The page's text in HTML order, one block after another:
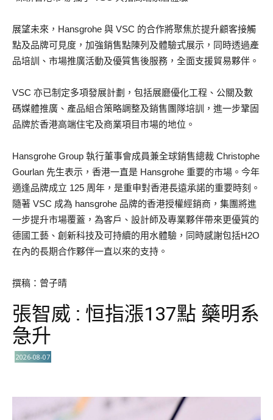
展望未來，Hansgrohe 與 VSC 的合作將聚焦於提升顧客接觸
點及品牌可見度，加強銷售點陳列及體驗式展示，同時透過產
品培訓、市場推廣活動及優質售後服務，全面支援貿易夥伴。
VSC 亦已制定多項發展計劃，包括展廳優化工程、公關及數
碼媒體推廣、產品組合策略調整及銷售團隊培訓，進一步鞏固
品牌於香港高端住宅及商業項目市場的地位。
Hansgrohe Group 執行董事會成員兼全球銷售總裁 Christophe
Gourlan 先生表示，香港一直是 Hansgrohe 重要的市場。今年
適逢品牌成立 125 周年，是重申對香港長遠承諾的重要時刻。
隨著 VSC 成為 hansgrohe 品牌的香港授權經銷商，集團將進
一步提升市場覆蓋，為客戶、設計師及專業夥伴帶來更優質的
德國工藝、創新科技及可持續的用水體驗，同時感謝包括H2O
在內的長期合作夥伴一直以來的支持。
撰稿：曾子晴
張智威 : 恒指漲137點 藥明系
急升
2026-08-07